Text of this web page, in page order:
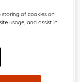
eine
zentralen
die
was mit
storing of cookies on
usage, and assist in